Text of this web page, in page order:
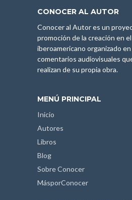
CONOCER AL AUTOR
Conocer al Autor es un
promoción de la creación en
iberoamericano organizado
comentarios audiovisuales
realizan de su propia obra.
MENÚ PRINCIPAL
Inicio
Autores
Libros
Blog
Sobre Conocer
MásporConocer